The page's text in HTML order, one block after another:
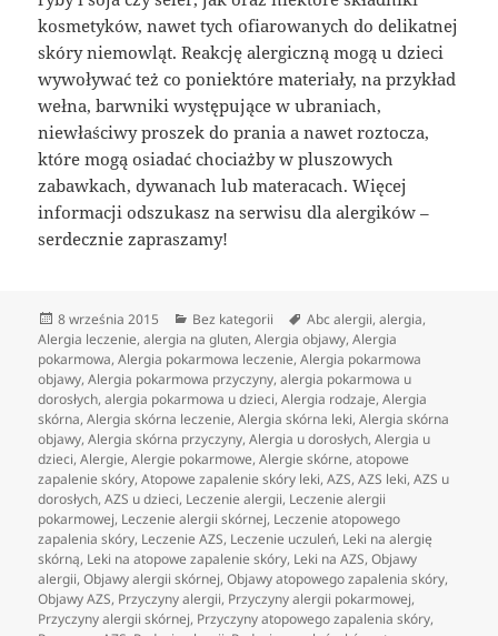
kosmetyków, nawet tych ofiarowanych do delikatnej
skóry niemowląt. Reakcję alergiczną mogą u dzieci
wywoływać też co poniektóre materiały, na przykład
wełna, barwniki występujące w ubraniach,
niewłaściwy proszek do prania a nawet roztocza,
które mogą osiadać chociażby w pluszowych
zabawkach, dywanach lub materacach. Więcej
informacji odszukasz na serwisu dla alergików –
serdecznie zapraszamy!
Data
publikacji
8 września 2015 Kategorie
Bez kategorii Tagi
Abc alergii,alergia,
Alergia leczenie,alergia na gluten,Alergia objawy,Alergia
pokarmowa,Alergia pokarmowa leczenie,Alergia pokarmowa
objawy,Alergia pokarmowa przyczyny,alergia pokarmowa u
dorosłych,alergia pokarmowa u dzieci,Alergia rodzaje,Alergia
skórna,Alergia skórna leczenie,Alergia skórna leki,Alergia skórna
objawy,Alergia skórna przyczyny,Alergia u dorosłych,Alergia u
dzieci,Alergie,Alergie pokarmowe,Alergie skórne,atopowe
zapalenie skóry,Atopowe zapalenie skóry leki,AZS,AZS leki,AZS u
dorosłych,AZS u dzieci, Leczenie alergii, Leczenie alergii
pokarmowej, Leczenie alergii skórnej, Leczenie atopowego
zapalenia skóry, Leczenie AZS, Leczenie uczuleń, Leki na alergię
skórną, Leki na atopowe zapalenie skóry, Leki na AZS,Objawy
alergii,Objawy alergii skórnej,Objawy atopowego zapalenia skóry,
Objawy AZS, Przyczyny alergii, Przyczyny alergii pokarmowej,
Przyczyny alergii skórnej, Przyczyny atopowego zapalenia skóry,